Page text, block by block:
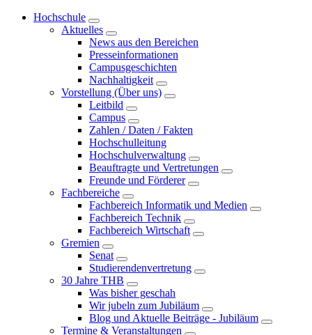
Hochschule
Aktuelles
News aus den Bereichen
Presseinformationen
Campusgeschichten
Nachhaltigkeit
Vorstellung (Über uns)
Leitbild
Campus
Zahlen / Daten / Fakten
Hochschulleitung
Hochschulverwaltung
Beauftragte und Vertretungen
Freunde und Förderer
Fachbereiche
Fachbereich Informatik und Medien
Fachbereich Technik
Fachbereich Wirtschaft
Gremien
Senat
Studierendenvertretung
30 Jahre THB
Was bisher geschah
Wir jubeln zum Jubiläum
Blog und Aktuelle Beiträge - Jubiläum
Termine & Veranstaltungen